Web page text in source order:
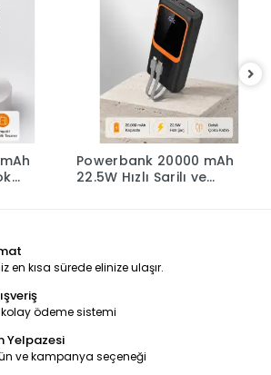
Powerbank 20000 mAh
22.5W Hızlı Şarjlı ve
en kısa sürede elinize ulaşır.
ödeme sistemi
Yelpazesi
ve kampanya seçeneği